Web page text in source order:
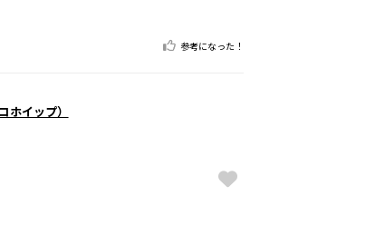
参考になった！
ホイップ）